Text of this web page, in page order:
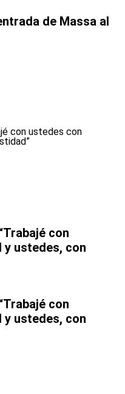
de Massa al
con
ustedes, con
con
ustedes, con